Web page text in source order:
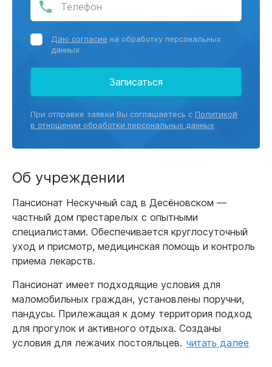
Даю согласие на обработку персональных
данных
Записаться
При отправке заявки Вы соглашаетесь с Политикой
в отношении обработки персональных данных
Об учреждении
Пансионат Нескучный сад в Десёновском —
частный дом престарелых с опытными
специалистами. Обеспечивается круглосуточный
уход и присмотр, медицинская помощь и контроль
приема лекарств.
Пансионат имеет подходящие условия для
маломобильных граждан, установлены поручни,
пандусы. Прилежащая к дому территория подход
для прогулок и активного отдыха. Созданы
условия для лежачих постояльцев. читать далее